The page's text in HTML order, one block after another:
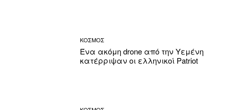
ΚΟΣΜΟΣ
Ένα ακόμη drone από την Υεμένη
κατέρριψαν οι ελληνικοί Patriot